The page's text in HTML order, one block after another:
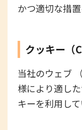
かつ適切な措置
クッキー（
当社のウェブ
様により適し
キーを利用して